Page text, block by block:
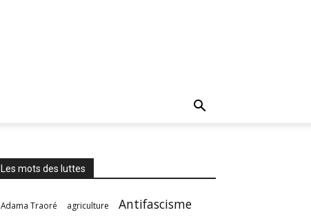
Les mots des luttes
Adama Traoré agriculture Antifascisme